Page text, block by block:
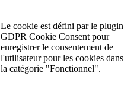
Le cookie est défini par le plugin
GDPR Cookie Consent pour
enregistrer le consentement de
l'utilisateur pour les cookies dans
la catégorie "Fonctionnel".